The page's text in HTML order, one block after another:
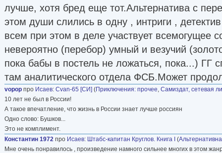
лучше, хотя бред еще тот.Альтернатива с
этом души слились в одну , интриги ,
всем при этом в деле участвует всемогущее
невероятно (перебор) умный и везучий
пока бабы в постель не ложаться, пока...) ГГ
там аналитического отдела ФСБ.Может
vopop про Исаев: Cvan-65 [СИ] (Приключения: прочее, Самиздат, сетевая
10 лет не был в России!
А такое впечатление, что жизнь в России знает лучше россиян
Одно слово: Бушков...
Это не комплимент.
Константин 1972 про Исаев: Штабс-капитан Круглов. Книга I (
Мне очень понравилось , произведение намного сильнее многих в этом